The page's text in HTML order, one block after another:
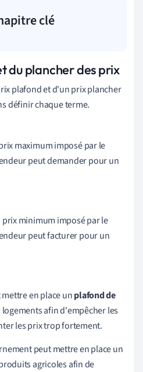
clé
du plancher des prix
plafond et d'un prix plancher
définir chaque terme.
maximum imposé par le
peut demander pour un
minimum imposé par le
peut facturer pour un
en place unplafond de
afin d'empêcher les
les prix trop fortement.
peut mettre en place un
agricoles afin de